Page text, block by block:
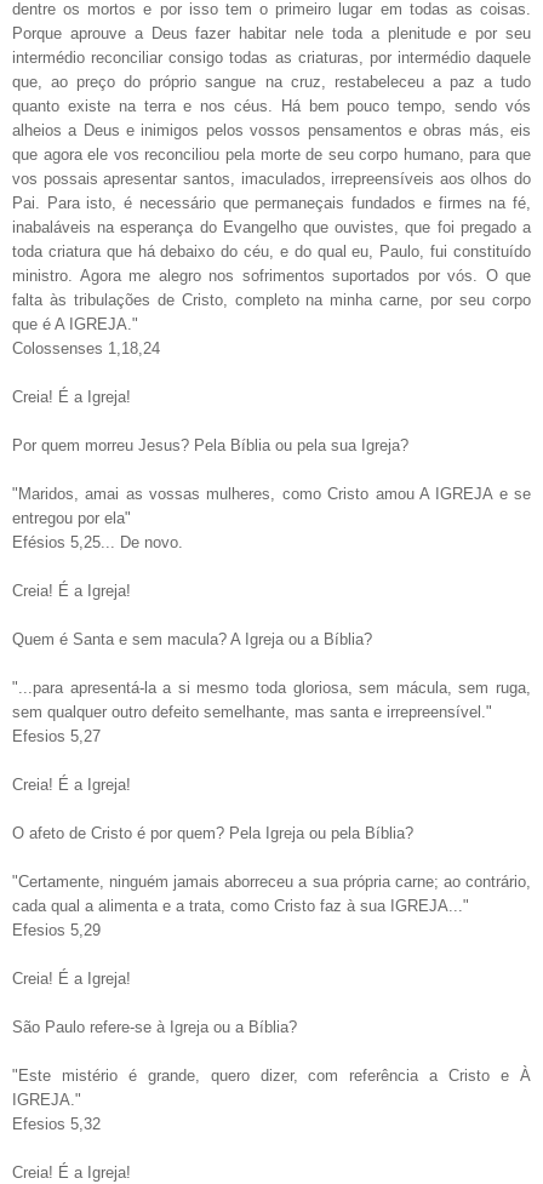
dentre os mortos e por isso tem o primeiro lugar em todas as coisas.
Porque aprouve a Deus fazer habitar nele toda a plenitude e por seu
intermédio reconciliar consigo todas as criaturas, por intermédio daquele
que, ao preço do próprio sangue na cruz, restabeleceu a paz a tudo
quanto existe na terra e nos céus. Há bem pouco tempo, sendo vós
alheios a Deus e inimigos pelos vossos pensamentos e obras más, eis
que agora ele vos reconciliou pela morte de seu corpo humano, para que
vos possais apresentar santos, imaculados, irrepreensíveis aos olhos do
Pai. Para isto, é necessário que permaneçais fundados e firmes na fé,
inabaláveis na esperança do Evangelho que ouvistes, que foi pregado a
toda criatura que há debaixo do céu, e do qual eu, Paulo, fui constituído
ministro. Agora me alegro nos sofrimentos suportados por vós. O que
falta às tribulações de Cristo, completo na minha carne, por seu corpo
que é A IGREJA."
Colossenses 1,18,24
Creia! É a Igreja!
Por quem morreu Jesus? Pela Bíblia ou pela sua Igreja?
"Maridos, amai as vossas mulheres, como Cristo amou A IGREJA e se
entregou por ela"
Efésios 5,25... De novo.
Creia! É a Igreja!
Quem é Santa e sem macula? A Igreja ou a Bíblia?
"...para apresentá-la a si mesmo toda gloriosa, sem mácula, sem ruga,
sem qualquer outro defeito semelhante, mas santa e irrepreensível."
Efesios 5,27
Creia! É a Igreja!
O afeto de Cristo é por quem? Pela Igreja ou pela Bíblia?
"Certamente, ninguém jamais aborreceu a sua própria carne; ao contrário,
cada qual a alimenta e a trata, como Cristo faz à sua IGREJA..."
Efesios 5,29
Creia! É a Igreja!
São Paulo refere-se à Igreja ou a Bíblia?
"Este mistério é grande, quero dizer, com referência a Cristo e À
IGREJA."
Efesios 5,32
Creia! É a Igreja!